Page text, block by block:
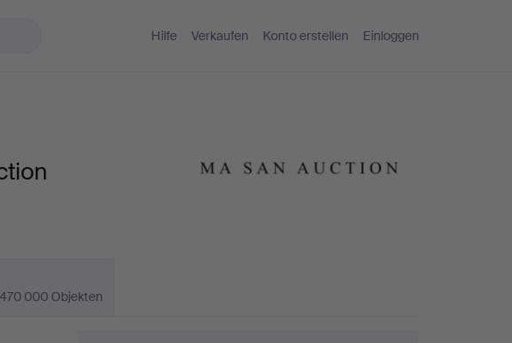
Hilfe Verkaufen Konto erstellen Einloggen
000 Objekten